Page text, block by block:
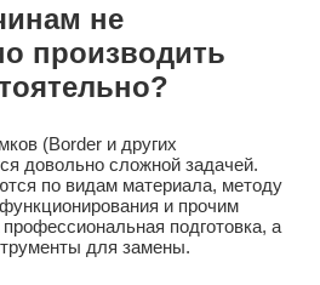
не
производить
(Border и других
довольно сложной задачей.
по видам материала, методу
и прочим
подготовка, а
для замены.